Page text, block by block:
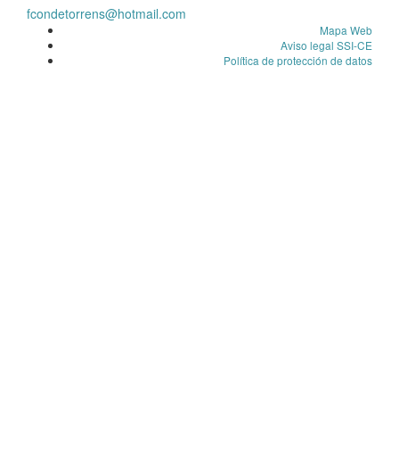
fcondetorrens@hotmail.com
Mapa Web
Aviso legal SSI-CE
Política de protección de datos